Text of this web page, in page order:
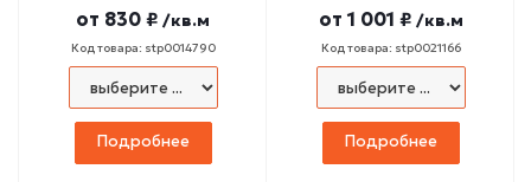
от 830 ₽ /кв.м
Код товара: stp0014790
Подробнее
от 1 001 ₽ /кв.м
Код товара: stp0021166
Подробнее